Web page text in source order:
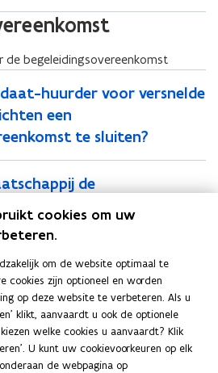
de begeleidingsovereenkomst
huurder voor versnelde
een
te sluiten?
de
ook
dienst gezeteld zijn in
werkingsgebied van de
weigeren als een
cookies om uw
om de website optimaal te
cookies zijn optioneel en worden
op deze website te verbeteren. Als u
klikt, aanvaardt u ook de optionele
welke cookies u aanvaardt? Klik
U kunt uw cookievoorkeuren op elk
de webpagina op